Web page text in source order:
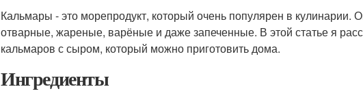
Кальмары - это морепродукт, который очень популярен в кулинарии.
отварные, жареные, варёные и даже запеченные. В этой статье я
кальмаров с сыром, который можно приготовить дома.
Ингредиенты